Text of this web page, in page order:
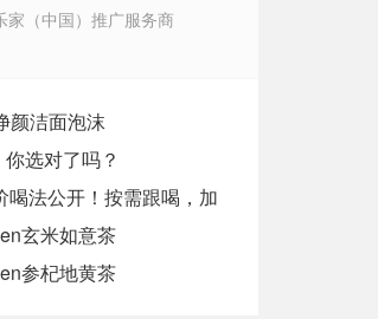
家（中国）推广服务商
颜洁面泡沫
选对了吗？
喝法公开！按需跟喝，加
玄米如意茶
参杞地黄茶